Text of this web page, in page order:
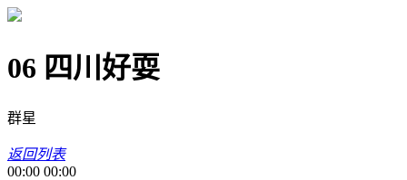
06 四川好耍
群星
返回列表
00:00 00:00